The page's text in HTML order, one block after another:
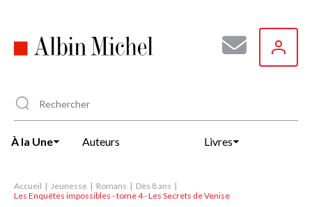
principal
À la Une Auteurs Livres
Accueil Jeunesse Romans
Dès 8 ans
Les Enquêtes impossibles - tome 4 - Les Secrets de Venise